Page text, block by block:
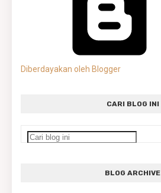
Diberdayakan oleh Blogger
CARI BLOG INI
BLOG ARCHIVE